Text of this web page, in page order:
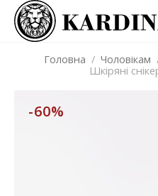
Головна / Чоловікам
Шкіряні
-60%